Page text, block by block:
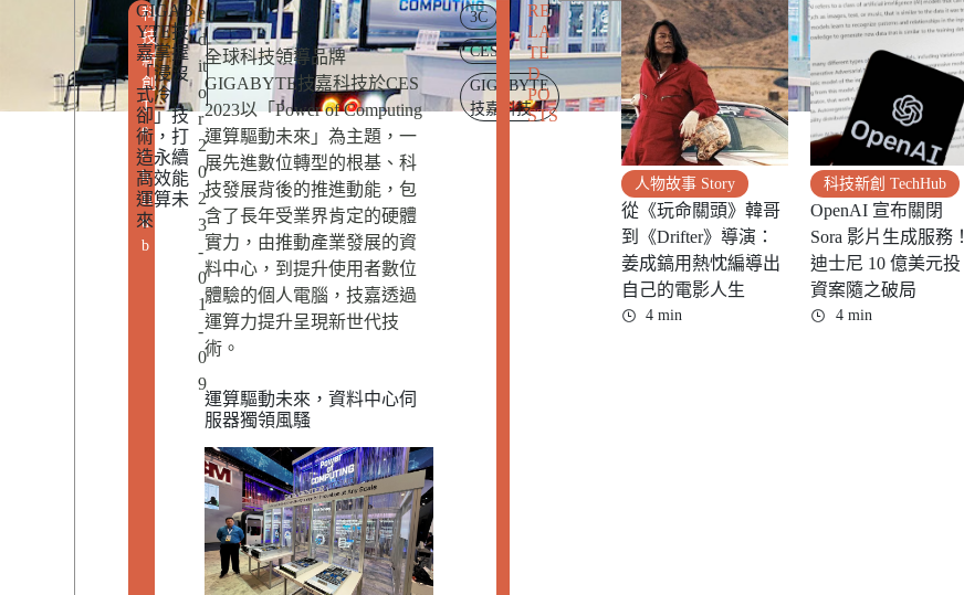
科
技
新
創
T
e
c
h
H
u
b
GIGAB
YTE技
嘉掌握
「浸沒
式冷
卻」技
術，打
造永續
高效能
運算未
來
e
d
it
o
r
2
0
2
3
-
0
1
-
0
9
全球科技領導品牌
GIGABYTE技嘉科技於CES
2023以「Power of Computing
運算驅動未來」為主題，一
展先進數位轉型的根基、科
技發展背後的推進動能，包
含了長年受業界肯定的硬體
實力，由推動產業發展的資
料中心，到提升使用者數位
體驗的個人電腦，技嘉透過
運算力提升呈現新世代技
術。
運算驅動未來，資料中心伺
服器獨領風騷
3C
CES
GIGABYTE
技嘉科技
RE
LA
TE
D
PO
STS
人物故事 Story
從《玩命關頭》韓哥
到《Drifter》導演：
姜成鎬用熱忱編導出
自己的電影人生
4 min
科技新創 TechHub
OpenAI 宣布關閉
Sora 影片生成服務！
迪士尼 10 億美元投
資案隨之破局
4 min